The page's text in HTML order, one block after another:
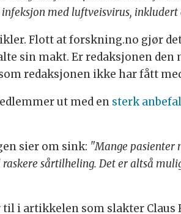
med luftveisvirus, inkludert
Flott at forskning.no gjør
sin makt. Er redaksjonen den
redaksjonen ikke har fått
ut med en sterk
sier om sink: "Mange pasienter
sårtilheling. Det er altså
i artikkelen som slakter Claus